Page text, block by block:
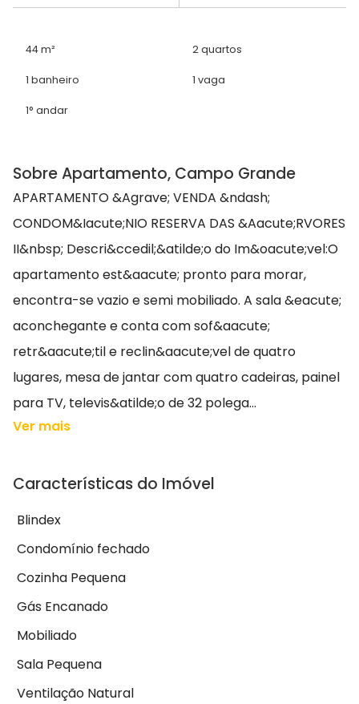
44 m² 2 quartos
1 banheiro 1 vaga
1° andar
Sobre Apartamento, Campo Grande
APARTAMENTO &Agrave; VENDA &ndash;
CONDOM&Iacute;NIO RESERVA DAS &Aacute;RVORES
II&nbsp; Descri&ccedil;&atilde;o do Im&oacute;vel:O
apartamento est&aacute; pronto para morar,
encontra-se vazio e semi mobiliado. A sala &eacute;
aconchegante e conta com sof&aacute;
retr&aacute;til e reclin&aacute;vel de quatro
lugares, mesa de jantar com quatro cadeiras, painel
para TV, televis&atilde;o de 32 polega...
Ver mais
Características do Imóvel
Blindex
Condomínio fechado
Cozinha Pequena
Gás Encanado
Mobiliado
Sala Pequena
Ventilação Natural